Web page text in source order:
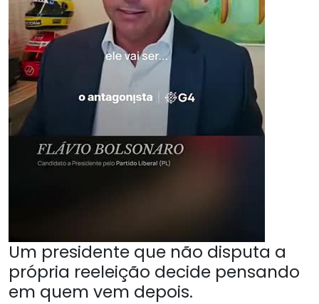
Um presidente que não disputa a
própria reeleição decide pensando
em quem vem depois.